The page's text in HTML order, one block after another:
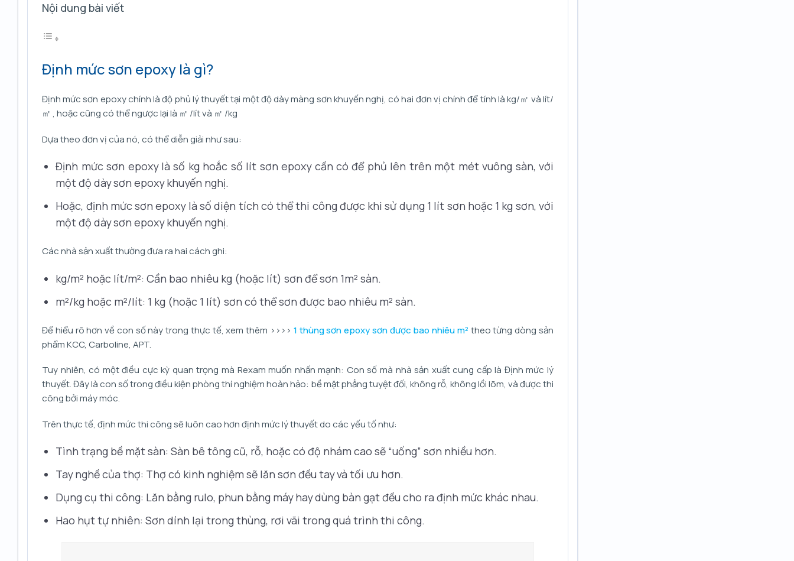
Nội dung bài viết
Định mức sơn epoxy là gì?
Định mức sơn epoxy chính là độ phủ lý thuyết tại một độ dày màng sơn khuyến nghị, có hai đơn vị chính để tính là kg/㎡ và lít/
㎡ , hoặc cũng có thể ngược lại là ㎡ /lít và ㎡ /kg
Dựa theo đơn vị của nó, có thể diễn giải như sau:
Định mức sơn epoxy là số kg hoắc số lít sơn epoxy cần có để phủ lên trên một mét vuông sàn, với
một độ dày sơn epoxy khuyến nghị.
Hoặc, định mức sơn epoxy là số diện tích có thể thi công được khi sử dụng 1 lít sơn hoặc 1 kg sơn, với
một độ dày sơn epoxy khuyến nghị.
Các nhà sản xuất thường đưa ra hai cách ghi:
kg/m² hoặc lít/m²: Cần bao nhiêu kg (hoặc lít) sơn để sơn 1m² sàn.
m²/kg hoặc m²/lít: 1 kg (hoặc 1 lít) sơn có thể sơn được bao nhiêu m² sàn.
Để hiểu rõ hơn về con số này trong thực tế, xem thêm ›››› 1 thùng sơn epoxy sơn được bao nhiêu m² theo từng dòng sản
phẩm KCC, Carboline, APT.
Tuy nhiên, có một điều cực kỳ quan trọng mà Rexam muốn nhấn mạnh: Con số mà nhà sản xuất cung cấp là Định mức lý
thuyết. Đây là con số trong điều kiện phòng thí nghiệm hoàn hảo: bề mặt phẳng tuyệt đối, không rỗ, không lồi lõm, và được thi
công bởi máy móc.
Trên thực tế, định mức thi công sẽ luôn cao hơn định mức lý thuyết do các yếu tố như:
Tình trạng bề mặt sàn: Sàn bê tông cũ, rỗ, hoặc có độ nhám cao sẽ “uống” sơn nhiều hơn.
Tay nghề của thợ: Thợ có kinh nghiệm sẽ lăn sơn đều tay và tối ưu hơn.
Dụng cụ thi công: Lăn bằng rulo, phun bằng máy hay dùng bàn gạt đều cho ra định mức khác nhau.
Hao hụt tự nhiên: Sơn dính lại trong thùng, rơi vãi trong quá trình thi công.